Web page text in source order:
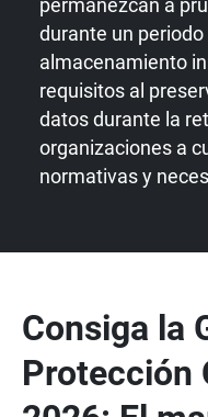
permanezcan a
durante un
almacenamiento
requisitos al
datos durante la
organizaciones a
normativas y
Consiga la
Protección